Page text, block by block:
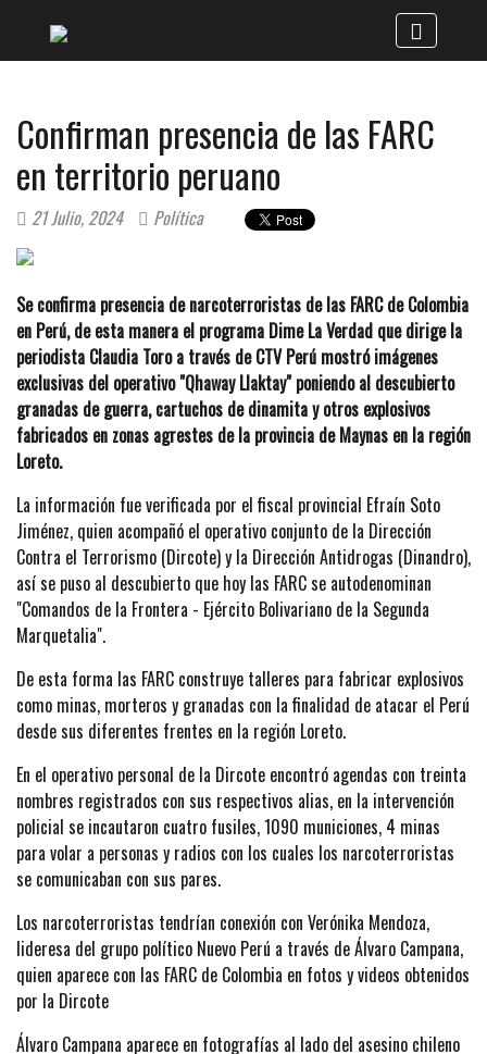
Confirman presencia de las FARC
en territorio peruano
21 Julio, 2024 Política
Se confirma presencia de narcoterroristas de las FARC de Colombia
en Perú, de esta manera el programa Dime La Verdad que dirige la
periodista Claudia Toro a través de CTV Perú mostró imágenes
exclusivas del operativo "Qhaway Llaktay" poniendo al descubierto
granadas de guerra, cartuchos de dinamita y otros explosivos
fabricados en zonas agrestes de la provincia de Maynas en la región
Loreto.
La información fue verificada por el fiscal provincial Efraín Soto
Jiménez, quien acompañó el operativo conjunto de la Dirección
Contra el Terrorismo (Dircote) y la Dirección Antidrogas (Dinandro),
así se puso al descubierto que hoy las FARC se autodenominan
"Comandos de la Frontera - Ejército Bolivariano de la Segunda
Marquetalia".
De esta forma las FARC construye talleres para fabricar explosivos
como minas, morteros y granadas con la finalidad de atacar el Perú
desde sus diferentes frentes en la región Loreto.
En el operativo personal de la Dircote encontró agendas con treinta
nombres registrados con sus respectivos alias, en la intervención
policial se incautaron cuatro fusiles, 1090 municiones, 4 minas
para volar a personas y radios con los cuales los narcoterroristas
se comunicaban con sus pares.
Los narcoterroristas tendrían conexión con Verónika Mendoza,
lideresa del grupo político Nuevo Perú a través de Álvaro Campana,
quien aparece con las FARC de Colombia en fotos y videos obtenidos
por la Dircote
Álvaro Campana aparece en fotografías al lado del asesino chileno